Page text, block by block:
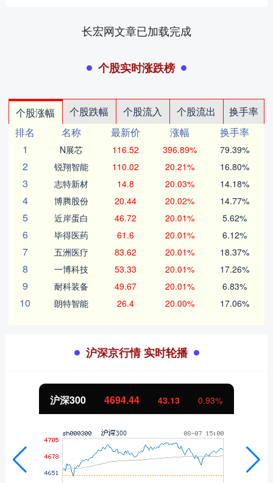
长宏网文章已加载完成
个股实时涨跌榜
个股涨幅 个股跌幅 个股流入 个股流出
换手率
排名
名称 最新价 涨幅
换手率
1
N展芯 116.52 396.89% 79.39%
2 锐翔智能 110.02 20.21% 16.80%
3 志特新材 14.8 20.03% 14.18%
4 博腾股份 20.44 20.02% 14.77%
5 近岸蛋白 46.72 20.01% 5.62%
6 毕得医药 61.6 20.01% 6.12%
7 五洲医疗 83.62 20.01% 18.37%
8 一博科技 53.33 20.01% 17.26%
9 耐科装备 49.67 20.01% 6.83%
10 朗特智能 26.4 20.00% 17.06%
沪深京行情 实时轮播
沪深300 4694.44 43.13 0.93%